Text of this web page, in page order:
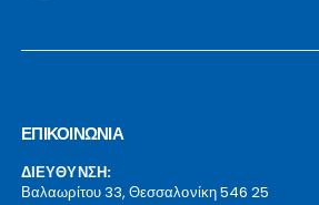
ΕΠΙΚΟΙΝΩΝΙΑ
ΔΙΕΥΘΥΝΣΗ:
Βαλαωρίτου 33, Θεσσαλονίκη 546 25